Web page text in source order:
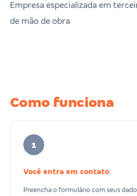
Empresa especializada em
de mão de obra
Como funciona
1
Você entra em contato
Preencha o formulário com seus